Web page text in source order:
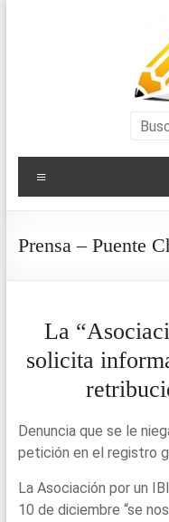
Asociación
IBI
Chiclana
Prensa – Puente
La
solicita
Denuncia que se le
petición en el registro
La Asociación por un
10 de diciembre “se